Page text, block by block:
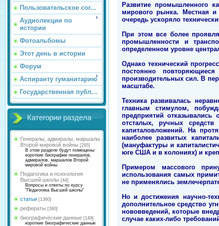
Пользовательское сог...
Аудиолекции по
истории
Фотоальбомы
Этот день в истории
Форум
Аспиранту гуманитарию
Государственная публ...
Категории раздела
Генералы, адмиралы, маршалы
Второй мировой войны [295]
В этом разделе будут помещены
короткие биографии генералов,
адмиралов, маршалов Второй
мировой войны
Педагогика и психология
Высшей школы [44]
Вопросы и ответы по курсу
"Педагогика Высшей школы"
статьи [1360]
рефераты [390]
биографические данные [149]
короткие биографические данные
Развитие промышленного
мирового рынка. Местная и
очередь ускоряло
При этом все более
промышленности и
определенном уровне
Однако технический
постоянно
производительных сил. В
масштабе.
Техника развивалась
главным стимулом,
предприятий
отсталых, ручных
капиталовложений. На
наиболее развитых
(мануфактуры и
юге США и в колониях) и
Примером массового
использования самых
не применялись
Но и достижения научно-
дополнительное средство
нововведений, которые
случае каких-либо